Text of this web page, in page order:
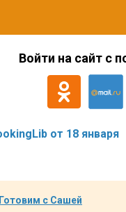
Войти на сайт с
от 18 января
Готовим с Сашей